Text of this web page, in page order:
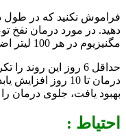
فراموش نکنید که در طول
مگنیزیوم در هر 100 لیتر اضافه کنید.
حداقل 6 روز این
بهبود یافت، جلوی درمان
احتیاط :